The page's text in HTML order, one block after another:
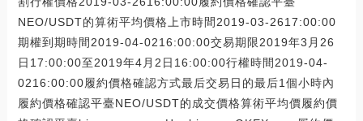
NEO/USDT的算術平均價格上市時間2019-03-2617:00:00
期權到期時間2019-04-0216:00:00交易期限2019年3月26
日17:00:00至2019年4月2日16:00:00行權時間2019-04-
0216:00:00履約價格確認方式最后交易日的最后1個小時內
履約價格確認平臺NEO/USDT的成交價格算術平均價履約價